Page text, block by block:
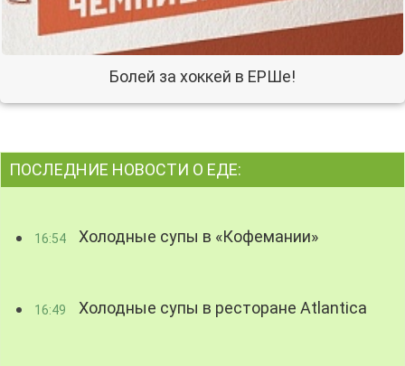
Болей за хоккей в ЕРШе!
ПОСЛЕДНИЕ НОВОСТИ О ЕДЕ:
16:54 Холодные супы в «Кофемании»
16:49 Холодные супы в ресторане Atlantica